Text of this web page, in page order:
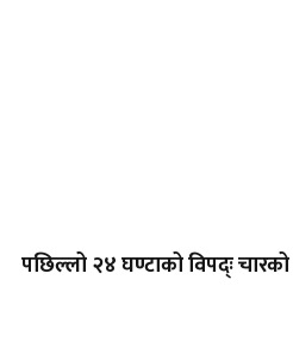
पछिल्लो २४ घण्टाको विपद्ः